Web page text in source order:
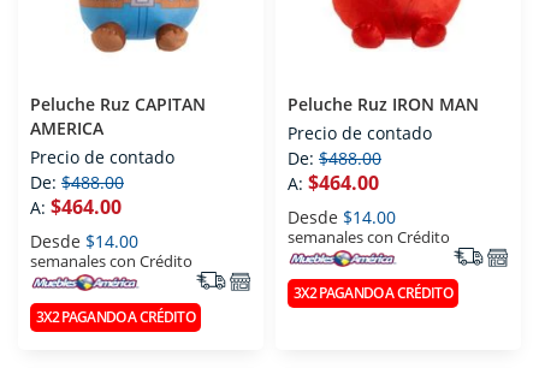
Peluche Ruz CAPITAN
AMERICA
Precio de contado
De: $488.00
A: $464.00
Desde $14.00
semanales con Crédito
3X2 PAGANDO A CRÉDITO
Peluche Ruz IRON MAN
Precio de contado
De: $488.00
A: $464.00
Desde $14.00
semanales con Crédito
3X2 PAGANDO A CRÉDITO